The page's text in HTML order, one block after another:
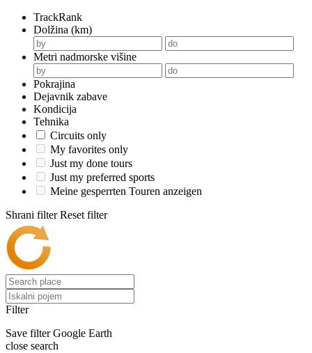
TrackRank
Dolžina (km)
Metri nadmorske višine
Pokrajina
Dejavnik zabave
Kondicija
Tehnika
Circuits only
My favorites only
Just my done tours
Just my preferred sports
Meine gesperrten Touren anzeigen
Shrani filter Reset filter
Filter
Save filter Google Earth
close search